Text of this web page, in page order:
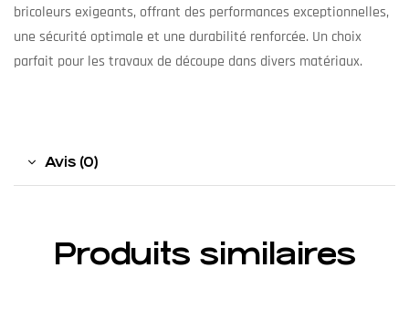
bricoleurs exigeants, offrant des performances exceptionnelles,
une sécurité optimale et une durabilité renforcée. Un choix
parfait pour les travaux de découpe dans divers matériaux.
Avis (0)
Produits similaires